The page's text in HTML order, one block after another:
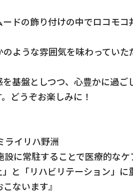
ドの飾り付けの中でロコモ
ような雰囲気を味わっていた
基盤としつつ、心豊かに過
どうぞお楽しみに！
ライリハ野洲
設に常駐することで医療的な
と「リハビリテーション」
ないます』